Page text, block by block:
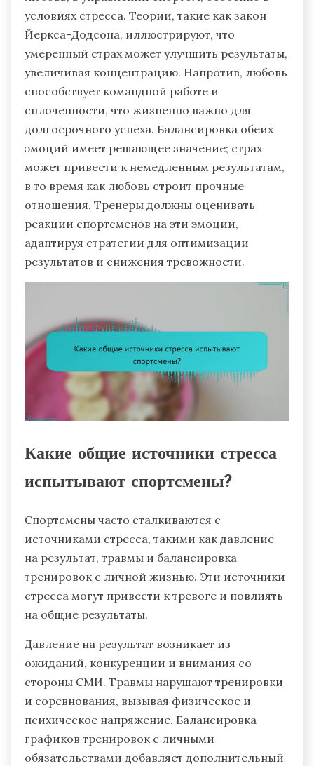
условиях стресса. Теории, такие как закон
Йеркса-Додсона, иллюстрируют, что
умеренный страх может улучшить результаты,
увеличивая концентрацию. Напротив, любовь
способствует командной работе и
сплоченности, что жизненно важно для
долгосрочного успеха. Балансировка обеих
эмоций имеет решающее значение; страх
может привести к немедленным результатам,
в то время как любовь строит прочные
отношения. Тренеры должны оценивать
реакции спортсменов на эти эмоции,
адаптируя стратегии для оптимизации
результатов и снижения тревожности.
Какие общие источники стресса
испытывают спортсмены?
Спортсмены часто сталкиваются с
источниками стресса, такими как давление
на результат, травмы и балансировка
тренировок с личной жизнью. Эти источники
стресса могут привести к тревоге и повлиять
на общие результаты.
Давление на результат возникает из
ожиданий, конкуренции и внимания со
стороны СМИ. Травмы нарушают тренировки
и соревнования, вызывая физическое и
психическое напряжение. Балансировка
графиков тренировок с личными
обязательствами добавляет дополнительный